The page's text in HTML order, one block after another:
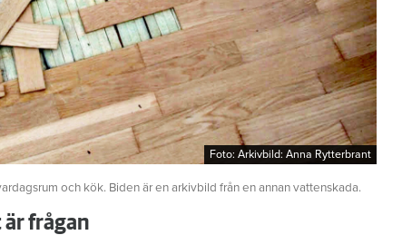
Foto: Arkivbild: Anna Rytterbrant
Foto: Arkivbild: Anna Rytterbrant
och kök. Biden är en arkivbild från en annan vattenskada.
är frågan